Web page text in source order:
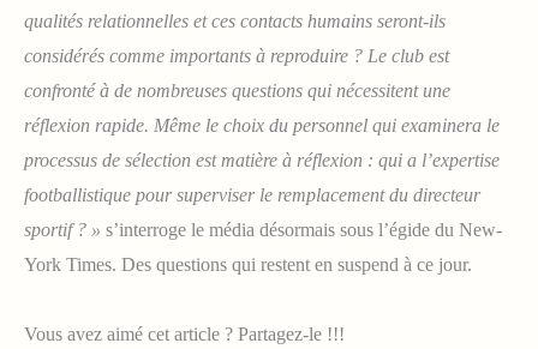
qualités relationnelles et ces contacts humains seront-ils
considérés comme importants à reproduire ? Le club est
confronté à de nombreuses questions qui nécessitent une
réflexion rapide. Même le choix du personnel qui examinera le
processus de sélection est matière à réflexion : qui a l’expertise
footballistique pour superviser le remplacement du directeur
sportif ? » s’interroge le média désormais sous l’égide du New-
York Times. Des questions qui restent en suspend à ce jour.
Vous avez aimé cet article ? Partagez-le !!!